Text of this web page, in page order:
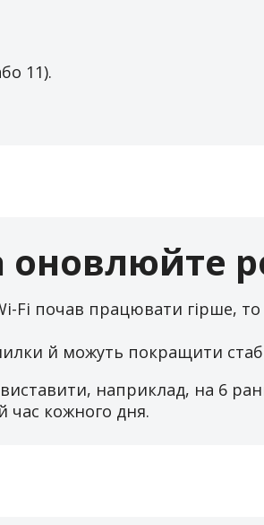
11).
оновлюйте
Fi почав працювати гірше,
й можуть покращити
наприклад, на 6
час кожного дня.
79